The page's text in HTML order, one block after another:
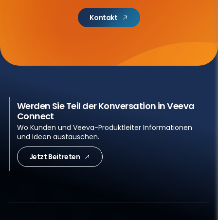
Kontakt
Werden Sie Teil der Konversation in Veeva
Connect
Wo Kunden und Veeva-Produktleiter Informationen
und Ideen austauschen.
Jetzt Beitreten